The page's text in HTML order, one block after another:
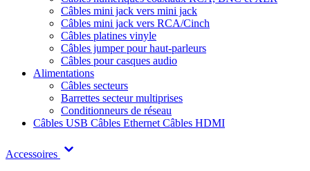
Câbles mini jack vers mini jack
Câbles mini jack vers RCA/Cinch
Câbles platines vinyle
Câbles jumper pour haut-parleurs
Câbles pour casques audio
Alimentations
Câbles secteurs
Barrettes secteur multiprises
Conditionneurs de réseau
Câbles USB Câbles Ethernet Câbles HDMI
Accessoires